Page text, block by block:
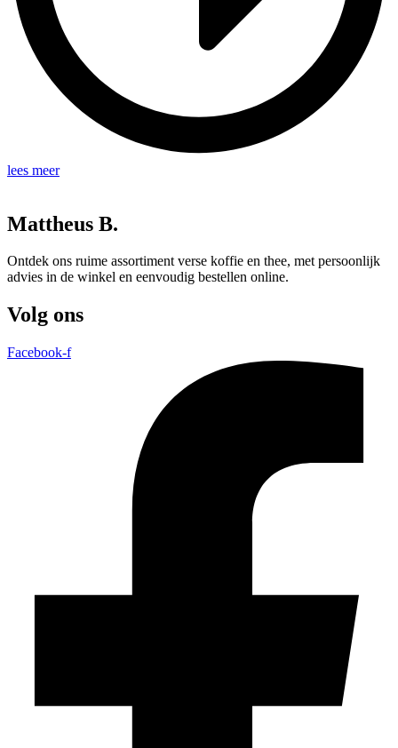
lees meer
Mattheus B.
Ontdek ons ruime assortiment verse koffie en thee, met persoonlijk
advies in de winkel en eenvoudig bestellen online.
Volg ons
Facebook-f